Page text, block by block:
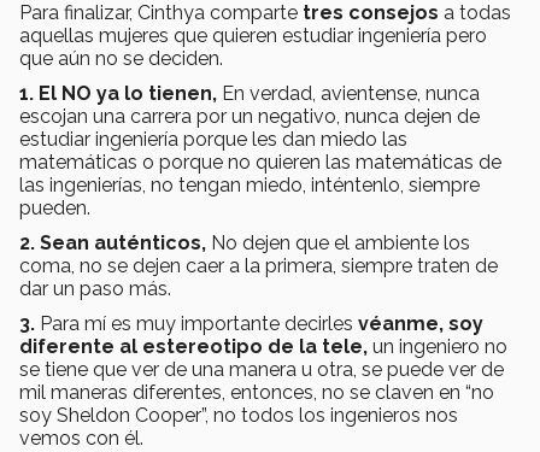
Para finalizar, Cinthya comparte tres consejos a todas
aquellas mujeres que quieren estudiar ingeniería pero
que aún no se deciden.
1. El NO ya lo tienen, En verdad, avientense, nunca
escojan una carrera por un negativo, nunca dejen de
estudiar ingeniería porque les dan miedo las
matemáticas o porque no quieren las matemáticas de
las ingenierías, no tengan miedo, inténtenlo, siempre
pueden.
2. Sean auténticos, No dejen que el ambiente los
coma, no se dejen caer a la primera, siempre traten de
dar un paso más.
3. Para mí es muy importante decirles véanme, soy
diferente al estereotipo de la tele, un ingeniero no
se tiene que ver de una manera u otra, se puede ver de
mil maneras diferentes, entonces, no se claven en “no
soy Sheldon Cooper”, no todos los ingenieros nos
vemos con él.